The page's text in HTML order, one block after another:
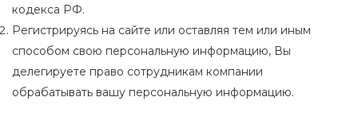
кодекса РФ.
Регистрируясь на сайте или оставляя тем или иным
способом свою персональную информацию, Вы
делегируете право сотрудникам компании
обрабатывать вашу персональную информацию.